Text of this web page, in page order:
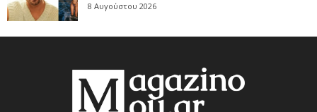
8 Αυγούστου 2026